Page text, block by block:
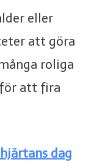
eller
att göra
roliga
att fira
dag